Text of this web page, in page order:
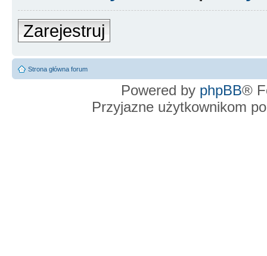
Zarejestruj
Strona główna forum
Powered by phpBB®
Przyjazne użytkownikom